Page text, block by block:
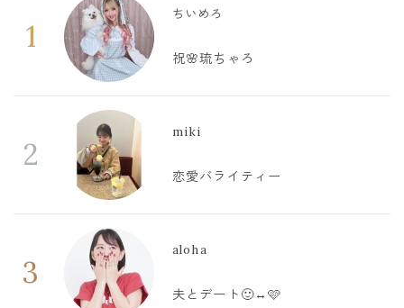
1
ちいめろ
祝🌸琉ちゃろ
2
miki
恋愛バライティー
3
aloha
夫とデート🙂‍↔️🩷